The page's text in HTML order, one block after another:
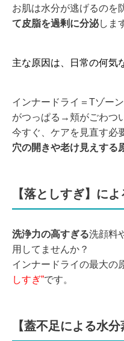
お肌は水分が逃げるのを
て皮脂を過剰に分泌しま
主な原因は、日常の何気
インナードライ＝Tゾー
がつっぱる→頬がごわつ
今すぐ、ケアを見直す必
穴の開きや老け見えする
【落としすぎ】に
洗浄力の高すぎる洗顔料
用してませんか？
インナードライの最大の
しすぎ”です。
【蓋不足による水分